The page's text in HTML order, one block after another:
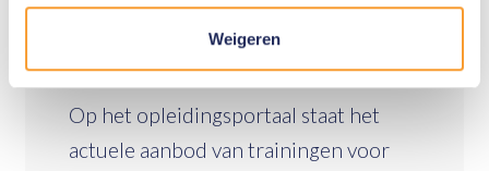
Weigeren
Inschrijven
Op het opleidingsportaal staat het
actuele aanbod van trainingen voor